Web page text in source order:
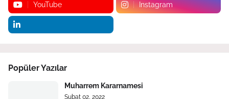
YouTube Instagram
Popüler Yazılar
Muharrem Kararnamesi
Şubat 02, 2022